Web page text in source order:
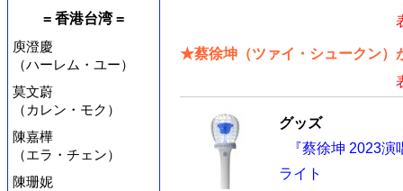
= 香港台湾 =
庾澄慶
（ハーレム・ユー）
莫文蔚
（カレン・モク）
陳嘉樺
（エラ・チェン）
陳珊妮
★蔡徐坤（ツァイ・シュークン）
グッズ
『蔡徐坤 2023
ライト